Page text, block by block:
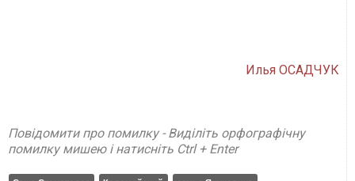
Илья ОСАДЧУК
Повідомити про помилку - Виділіть орфографічну
помилку мишею і натисніть Ctrl + Enter